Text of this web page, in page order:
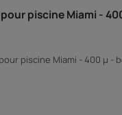
piscine Miami -